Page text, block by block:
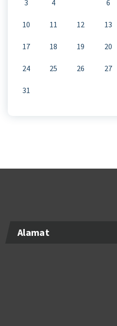
3 4 6
10 11 12 13
17 18 19 20
24 25 26 27
31
Alamat